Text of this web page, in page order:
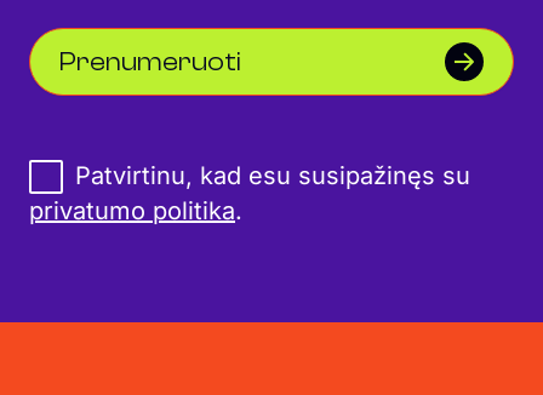
Prenumeruoti
Patvirtinu, kad esu susipažinęs su
privatumo politika.